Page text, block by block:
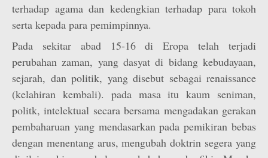
terhadap agama dan kedengkian terhadap para tokoh
serta kepada para pemimpinnya.
Pada sekitar abad 15-16 di Eropa telah terjadi
perubahan zaman, yang dasyat di bidang kebudayaan,
sejarah, dan politik, yang disebut sebagai renaissance
(kelahiran kembali). pada masa itu kaum seniman,
politk, intelektual secara bersama mengadakan gerakan
pembaharuan yang mendasarkan pada pemikiran bebas
dengan menentang arus, mengubah doktrin segera yang